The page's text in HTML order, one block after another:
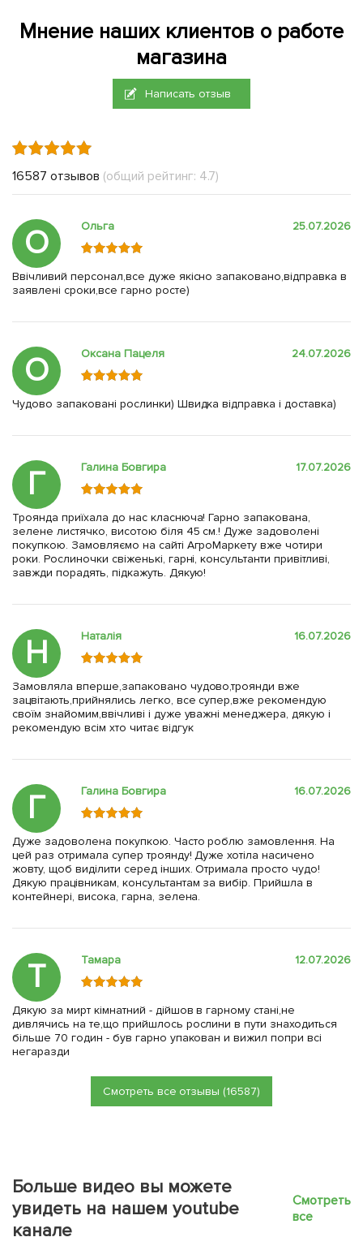
Мнение наших клиентов о работе
магазина
Написать отзыв
16587 отзывов (общий рейтинг: 4.7)
О Ольга 25.07.2026
Ввічливий персонал,все дуже якісно запаковано,відправка в
заявлені сроки,все гарно росте)
О Оксана Пацеля 24.07.2026
Чудово запаковані рослинки) Швидка відправка і доставка)
Г Галина Бовгира 17.07.2026
Троянда приїхала до нас класнюча! Гарно запакована,
зелене листячко, висотою біля 45 см.! Дуже задоволені
покупкою. Замовляємо на сайті АгроМаркету вже чотири
роки. Рослиночки свіженькі, гарні, консультанти привітливі,
завжди порадять, підкажуть. Дякую!
Н Наталія 16.07.2026
Замовляла вперше,запаковано чудово,троянди вже
зацвітають,прийнялись легко, все супер,вже рекомендую
своїм знайомим,ввічливі і дуже уважні менеджера, дякую і
рекомендую всім хто читає відгук
Г Галина Бовгира 16.07.2026
Дуже задоволена покупкою. Часто роблю замовлення. На
цей раз отримала супер троянду! Дуже хотіла насичено
жовту, щоб виділити серед інших. Отримала просто чудо!
Дякую працівникам, консультантам за вибір. Прийшла в
контейнері, висока, гарна, зелена.
Т Тамара 12.07.2026
Дякую за мирт кімнатний - дійшов в гарному стані,не
дивлячись на те,що прийшлось рослини в пути знаходиться
більше 70 годин - був гарно упакован и вижил попри всі
негаразди
Смотреть все отзывы (16587)
Больше видео вы можете
увидеть на нашем youtube
канале
Смотреть
все